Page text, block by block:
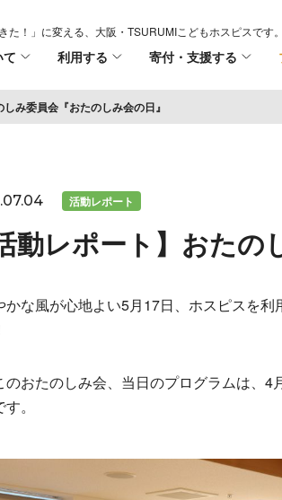
た！」に変える、 大阪・TSURUMIこどもホスピスです。
利用する 寄付・支援する
しみ委員会『おたのしみ会の日』
活動レポート
動レポート】おたの
かな風が心地よい5月17日、ホスピスを
のおたのしみ会、当日のプログラムは、
。